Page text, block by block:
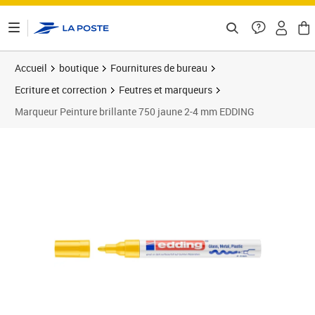
Accueil boutique
Fournitures de bureau
Ecriture et correction
Feutres et marqueurs
Marqueur Peinture brillante 750 jaune 2-4 mm EDDING